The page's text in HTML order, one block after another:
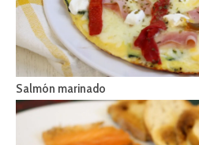
Salmón marinado